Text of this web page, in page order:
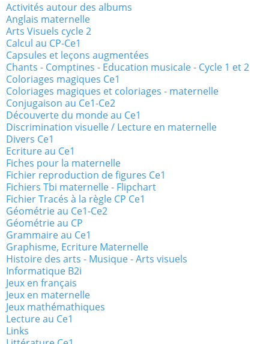
Activités autour des albums
Anglais maternelle
Arts Visuels cycle 2
Calcul au CP-Ce1
Capsules et leçons augmentées
Chants - Comptines - Education musicale - Cycle 1 et 2
Coloriages magiques Ce1
Coloriages magiques et coloriages - maternelle
Conjugaison au Ce1-Ce2
Découverte du monde au Ce1
Discrimination visuelle / Lecture en maternelle
Divers Ce1
Ecriture au Ce1
Fiches pour la maternelle
Fichier reproduction de figures Ce1
Fichiers Tbi maternelle - Flipchart
Fichier Tracés à la règle CP Ce1
Géométrie au Ce1-Ce2
Géométrie au CP
Grammaire au Ce1
Graphisme, Ecriture Maternelle
Histoire des arts - Musique - Arts visuels
Informatique B2i
Jeux en français
Jeux en maternelle
Jeux mathémathiques
Lecture au Ce1
Links